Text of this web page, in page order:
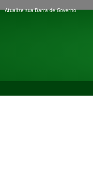
Atualize sua Barra de Governo